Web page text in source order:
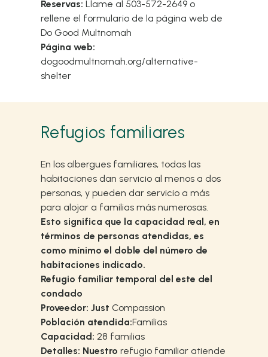
Reservas: Llame al 503-572-2649 o
rellene el formulario de la página web de
Do Good Multnomah
Página web:
dogoodmultnomah.org/alternative-
shelter
Refugios familiares
En los albergues familiares, todas las
habitaciones dan servicio al menos a dos
personas, y pueden dar servicio a más
para alojar a familias más numerosas.
Esto significa que la capacidad real, en
términos de personas atendidas, es
como mínimo el doble del número de
habitaciones indicado.
Refugio familiar temporal del este del
condado
Proveedor: Just Compassion
Población atendida:Familias
Capacidad: 28 familias
Detalles: Nuestro refugio familiar atiende